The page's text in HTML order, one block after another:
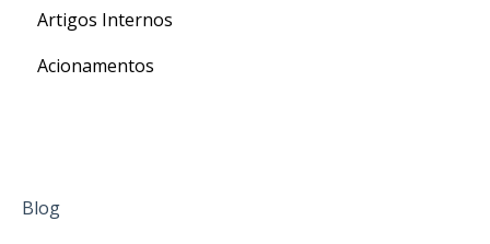
Para o seu Intercâmbio
Artigos Internos
Acionamentos
Blog